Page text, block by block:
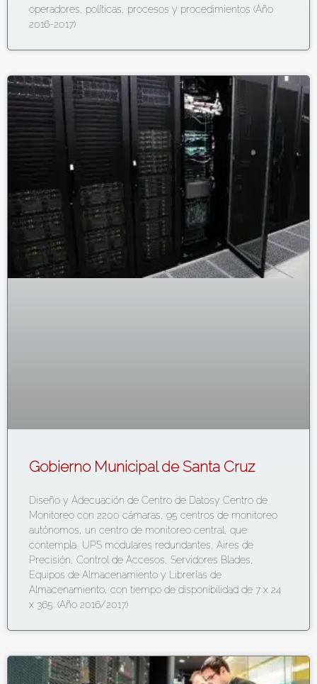
operadores, políticas, procesos y procedimientos (Año
2016-2017)
Gobierno Municipal de Santa Cruz
Diseño y Adecuación de Centro de Datosy Centro de
Monitoreo con 2200 cámaras, 95 centros de monitoreo
autónomos, un centro de monitoreo central, que
contempla UPS modulares redundantes, Aires de
Precisión, Control de Accesos, Servidores Blades,
Equipos de Almacenamiento y Librerías de
Almacenamiento, con tiempo de disponibilidad de 7 x 24
x 365. (Año 2016/2017)